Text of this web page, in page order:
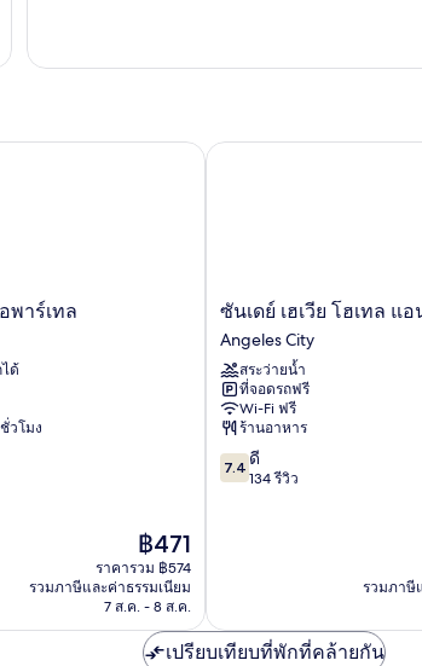
Room
พาร์เทล
ได้
วโมง
ราคา
ปัจจุบัน
คือ
฿471
฿471
ราคารวม ฿574
รวมภาษีและค่าธรรมเนียม
7 ส.ค. - 8 ส.ค.
ร์เทล
ซัน
เดย์
เฮ
เวีย
โฮ
เทล
แอนด์
รีสอร์ท
Angeles
ซันเดย์ เฮเวีย โฮเทล แ
Angeles City
สระว่ายน้ำ
ที่จอดรถฟรี
Wi-Fi ฟรี
ร้านอาหาร
7.4
จาก
7.4 ดี
134 รีวิว
รวมภาษี
ซันเดย์ เฮเวีย โฮเทล แอน
เปรียบเทียบที่พักที่คล้ายกัน